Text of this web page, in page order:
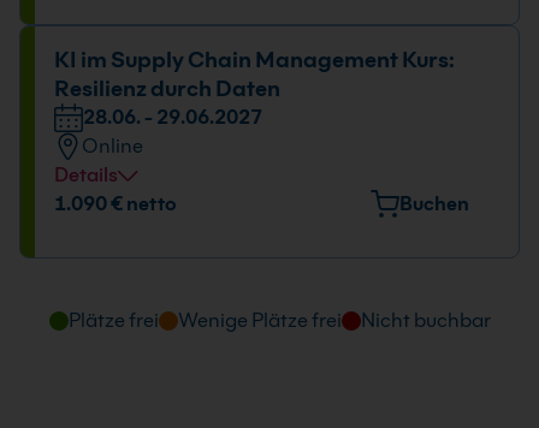
KI im Supply Chain Management Kurs:
Resilienz durch Daten
28.06. - 29.06.2027
Online
Details
Datum und Uhrzeit
1.090 € netto Buchen
Plätze frei Wenige Plätze frei Nicht buchbar